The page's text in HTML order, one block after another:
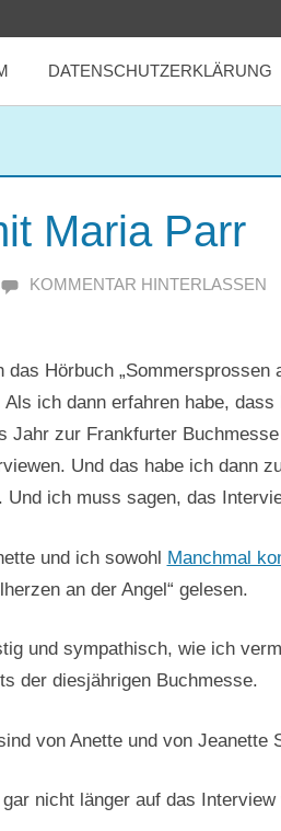
DATENSCHUTZERKLÄRUNG
Maria Parr
JULIA
KOMMENTAR HINTERLASSEN
Hörbuch „Sommersprossen
ich dann erfahren habe,
Jahr zur Frankfurter
Und das habe ich dann
ich muss sagen, das
und ich sowohl Manchmal
an der Angel“ gelesen.
und sympathisch, wie ich
der diesjährigen Buchmesse.
von Anette und von Jeanette
nicht länger auf das Interview